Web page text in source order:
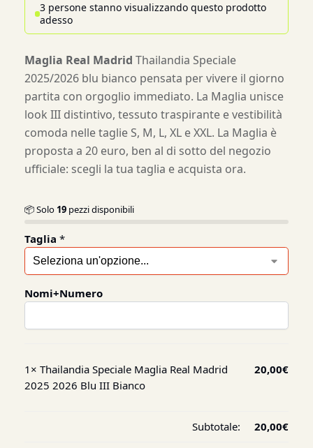
3 persone stanno visualizzando questo prodotto
adesso
Maglia Real Madrid Thailandia Speciale
2025/2026 blu bianco pensata per vivere il giorno
partita con orgoglio immediato. La Maglia unisce
look III distintivo, tessuto traspirante e vestibilità
comoda nelle taglie S, M, L, XL e XXL. La Maglia è
proposta a 20 euro, ben al di sotto del negozio
ufficiale: scegli la tua taglia e acquista ora.
📦 Solo 19 pezzi disponibili
Taglia *
Nomi+Numero
1× Thailandia Speciale Maglia Real Madrid
2025 2026 Blu III Bianco
20,00€
Subtotale: 20,00€